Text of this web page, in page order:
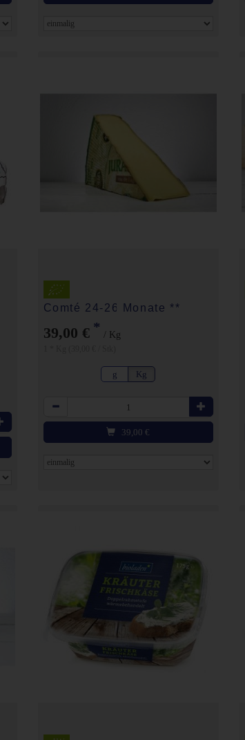
Comté 24-26 Monate **
39,00 € * / Kg
g Kg
Anzahl
39,00 €